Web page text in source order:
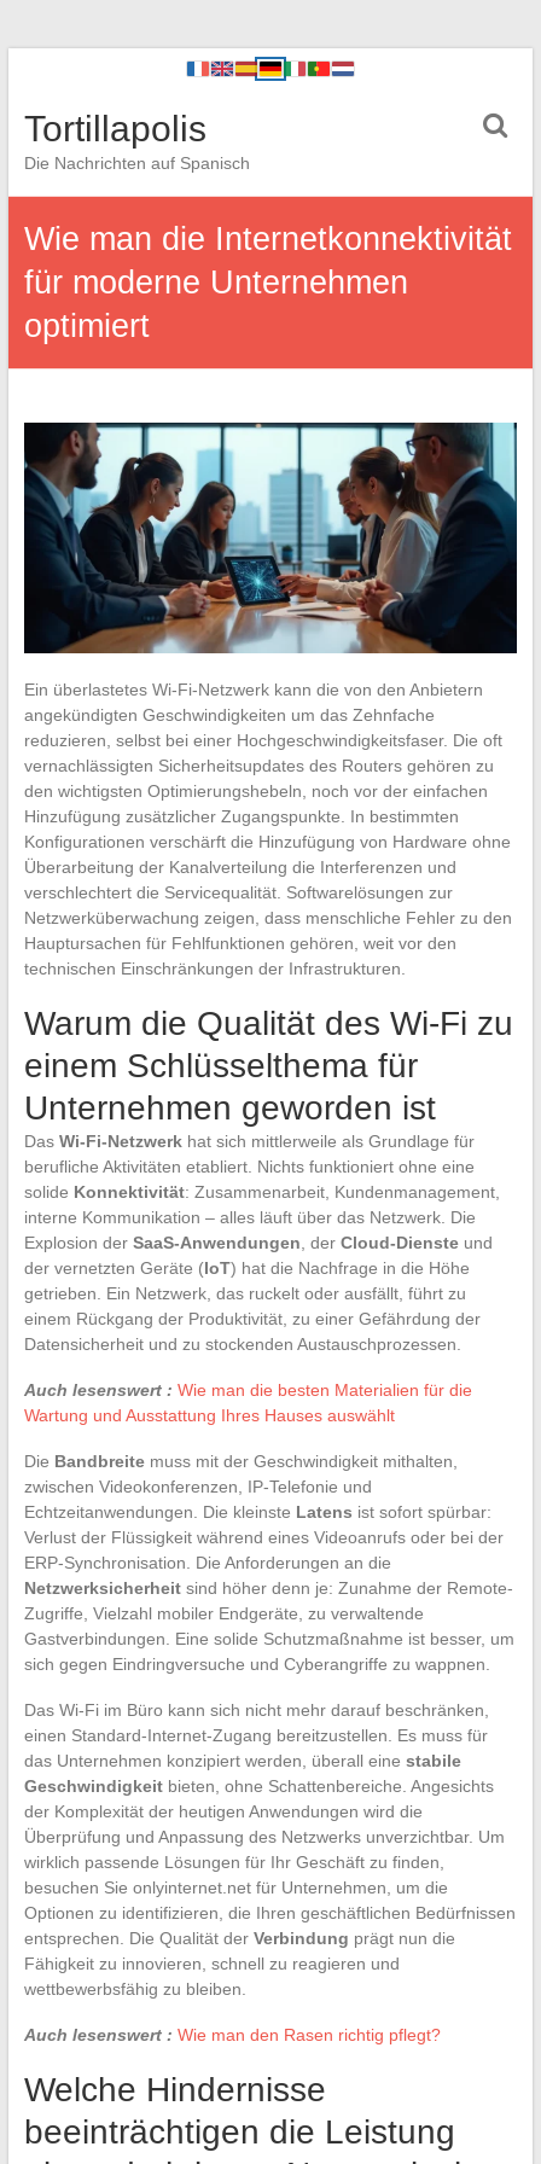
Tortillapolis
Die Nachrichten auf Spanisch
Wie man die Internetkonnektivität
für moderne Unternehmen
optimiert
Ein überlastetes Wi-Fi-Netzwerk kann die von den Anbietern
angekündigten Geschwindigkeiten um das Zehnfache
reduzieren, selbst bei einer Hochgeschwindigkeitsfaser. Die oft
vernachlässigten Sicherheitsupdates des Routers gehören zu
den wichtigsten Optimierungshebeln, noch vor der einfachen
Hinzufügung zusätzlicher Zugangspunkte. In bestimmten
Konfigurationen verschärft die Hinzufügung von Hardware ohne
Überarbeitung der Kanalverteilung die Interferenzen und
verschlechtert die Servicequalität. Softwarelösungen zur
Netzwerküberwachung zeigen, dass menschliche Fehler zu den
Hauptursachen für Fehlfunktionen gehören, weit vor den
technischen Einschränkungen der Infrastrukturen.
Warum die Qualität des Wi-Fi zu
einem Schlüsselthema für
Unternehmen geworden ist
Das Wi-Fi-Netzwerkhat sich mittlerweile als Grundlage für
berufliche Aktivitäten etabliert. Nichts funktioniert ohne eine
solide Konnektivität: Zusammenarbeit, Kundenmanagement,
interne Kommunikation – alles läuft über das Netzwerk. Die
Explosion der SaaS-Anwendungen , der Cloud-Diensteund
der vernetzten Geräte (IoT) hat die Nachfrage in die Höhe
getrieben. Ein Netzwerk, das ruckelt oder ausfällt, führt zu
einem Rückgang der Produktivität, zu einer Gefährdung der
Datensicherheit und zu stockenden Austauschprozessen.
Auch lesenswert : Wie man die besten Materialien für die
Wartung und Ausstattung Ihres Hauses auswählt
Die Bandbreitemuss mit der Geschwindigkeit mithalten,
zwischen Videokonferenzen, IP-Telefonie und
Echtzeitanwendungen. Die kleinste Latens ist sofort spürbar:
Verlust der Flüssigkeit während eines Videoanrufs oder bei der
ERP-Synchronisation. Die Anforderungen an die
Netzwerksicherheitsind höher denn je: Zunahme der Remote-
Zugriffe, Vielzahl mobiler Endgeräte, zu verwaltende
Gastverbindungen. Eine solide Schutzmaßnahme ist besser, um
sich gegen Eindringversuche und Cyberangriffe zu wappnen.
Das Wi-Fi im Büro kann sich nicht mehr darauf beschränken,
einen Standard-Internet-Zugang bereitzustellen. Es muss für
das Unternehmen konzipiert werden, überall eine stabile
Geschwindigkeitbieten, ohne Schattenbereiche. Angesichts
der Komplexität der heutigen Anwendungen wird die
Überprüfung und Anpassung des Netzwerks unverzichtbar. Um
wirklich passende Lösungen für Ihr Geschäft zu finden,
besuchen Sie onlyinternet.net für Unternehmen, um die
Optionen zu identifizieren, die Ihren geschäftlichen Bedürfnissen
entsprechen. Die Qualität der Verbindung prägt nun die
Fähigkeit zu innovieren, schnell zu reagieren und
wettbewerbsfähig zu bleiben.
Auch lesenswert : Wie man den Rasen richtig pflegt?
Welche Hindernisse
beeinträchtigen die Leistung